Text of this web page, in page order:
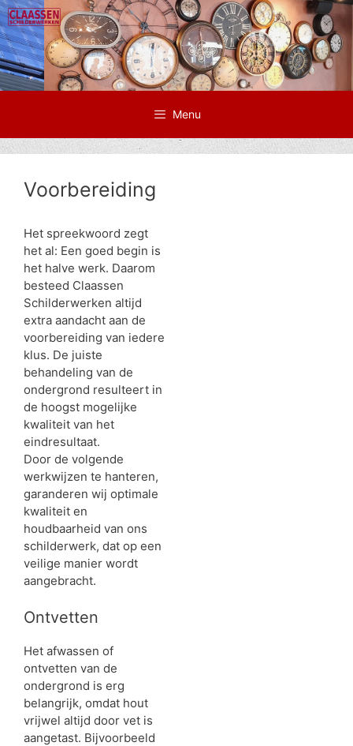
Ga
naar
de
inhoud
Menu
Voorbereiding
Het spreekwoord zegt
het al: Een goed begin is
het halve werk. Daarom
besteed Claassen
Schilderwerken altijd
extra aandacht aan de
voorbereiding van iedere
klus. De juiste
behandeling van de
ondergrond resulteert in
de hoogst mogelijke
kwaliteit van het
eindresultaat.
Door de volgende
werkwijzen te hanteren,
garanderen wij optimale
kwaliteit en
houdbaarheid van ons
schilderwerk, dat op een
veilige manier wordt
aangebracht.
Ontvetten
Het afwassen of
ontvetten van de
ondergrond is erg
belangrijk, omdat hout
vrijwel altijd door vet is
aangetast. Bijvoorbeeld